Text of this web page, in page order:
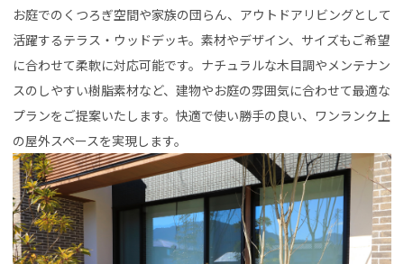
お庭でのくつろぎ空間や家族の団らん、アウトドアリビングとして
活躍するテラス・ウッドデッキ。素材やデザイン、サイズもご希望
に合わせて柔軟に対応可能です。ナチュラルな木目調やメンテナン
スのしやすい樹脂素材など、建物やお庭の雰囲気に合わせて最適な
プランをご提案いたします。快適で使い勝手の良い、ワンランク上
の屋外スペースを実現します。